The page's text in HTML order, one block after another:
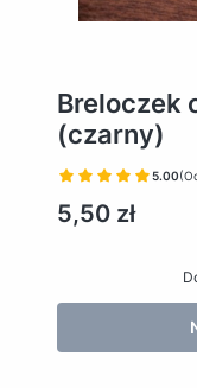
Breloczek
(czarny)
5.00
Cena
5,50 zł